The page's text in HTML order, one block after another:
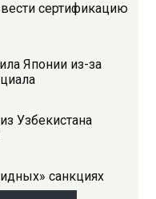
сертификацию
Японии из-за
Узбекистана
санкциях